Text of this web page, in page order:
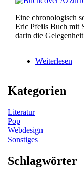
Eine chronologisch
Eric Pfeils Buch mit
darin die
Weiterlesen
Kategorien
Literatur
Pop
Webdesign
Sonstiges
Schlagwörter